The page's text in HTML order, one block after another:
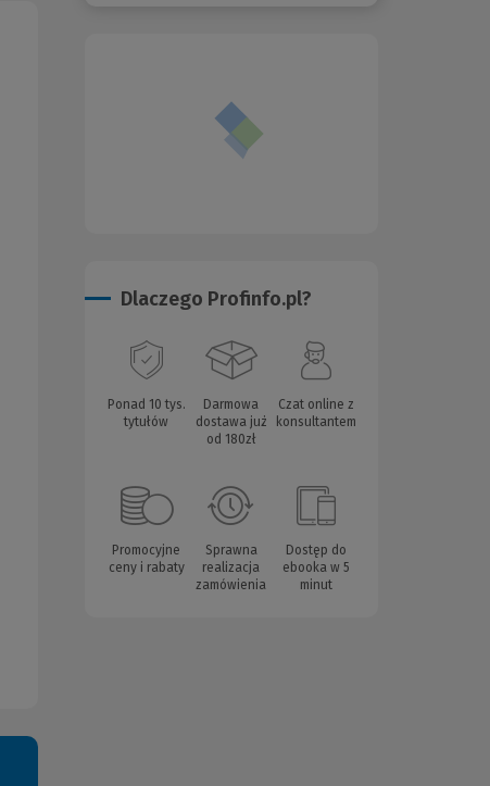
Dlaczego Profinfo.pl?
Ponad 10 tys.
tytułów
Darmowa
dostawa już
od 180zł
Czat online z
konsultantem
Promocyjne
ceny i rabaty
Sprawna
realizacja
zamówienia
Dostęp do
ebooka w 5
minut